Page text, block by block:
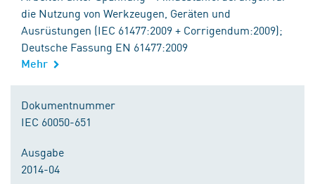
die Nutzung von Werkzeugen, Geräten und
Ausrüstungen (IEC 61477:2009 + Corrigendum:2009);
Deutsche Fassung EN 61477:2009
Mehr
Dokumentnummer
IEC 60050-651
Ausgabe
2014-04